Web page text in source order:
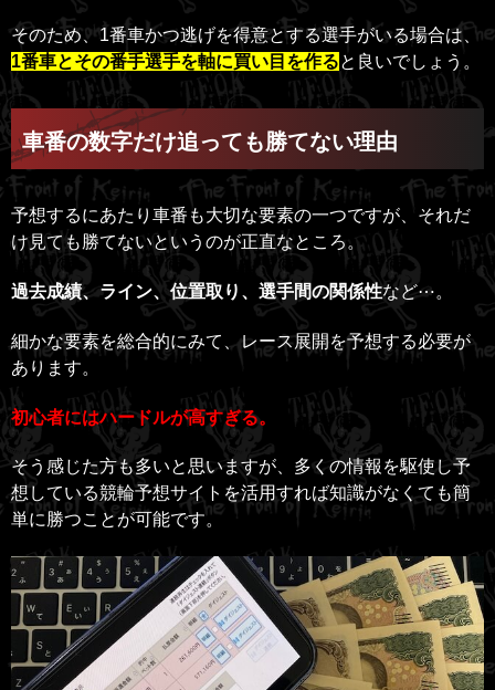
そのため、1番車かつ逃げを得意とする選手がいる場合は、
1番車とその番手選手を軸に買い目を作ると良いでしょう。
車番の数字だけ追っても勝てない理由
予想するにあたり車番も大切な要素の一つですが、それだ
け見ても勝てないというのが正直なところ。
過去成績、ライン、位置取り、選手間の関係性など⋯。
細かな要素を総合的にみて、レース展開を予想する必要が
あります。
初心者にはハードルが高すぎる。
そう感じた方も多いと思いますが、多くの情報を駆使し予
想している競輪予想サイトを活用すれば知識がなくても簡
単に勝つことが可能です。